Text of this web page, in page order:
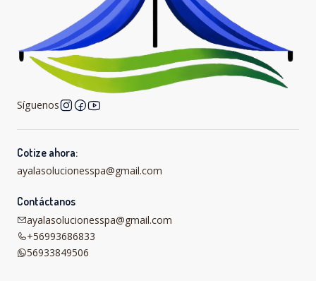
Síguenos
Cotize ahora:
ayalasolucionesspa@gmail.com
Contáctanos
ayalasolucionesspa@gmail.com
+56993686833
56933849506